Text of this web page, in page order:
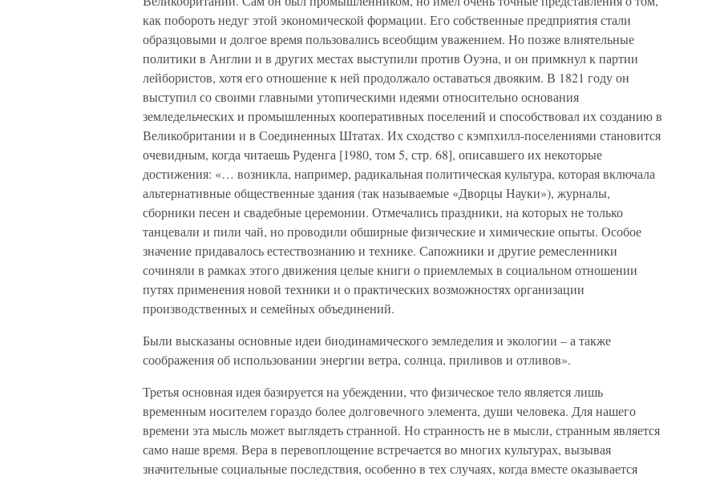
как побороть недуг этой экономической формации. Его собственные предприятия стали
образцовыми и долгое время пользовались всеобщим уважением. Но позже влиятельные
политики в Англии и в других местах выступили против Оуэна, и он примкнул к партии
лейбористов, хотя его отношение к ней продолжало оставаться двояким. В 1821 году он
выступил со своими главными утопическими идеями относительно основания
земледельческих и промышленных кооперативных поселений и способствовал их созданию в
Великобритании и в Соединенных Штатах. Их сходство с кэмпхилл-поселениями становится
очевидным, когда читаешь Руденга [1980, том 5, стр. 68], описавшего их некоторые
достижения: «… возникла, например, радикальная политическая культура, которая включала
альтернативные общественные здания (так называемые «Дворцы Науки»), журналы,
сборники песен и свадебные церемонии. Отмечались праздники, на которых не только
танцевали и пили чай, но проводили обширные физические и химические опыты. Особое
значение придавалось естествознанию и технике. Сапожники и другие ремесленники
сочиняли в рамках этого движения целые книги о приемлемых в социальном отношении
путях применения новой техники и о практических возможностях организации
производственных и семейных объединений.
Были высказаны основные идеи биодинамического земледелия и экологии – а также
соображения об использовании энергии ветра, солнца, приливов и отливов».
Третья основная идея базируется на убеждении, что физическое тело является лишь
временным носителем гораздо более долговечного элемента, души человека. Для нашего
времени эта мысль может выглядеть странной. Но странность не в мысли, странным является
само наше время. Вера в перевоплощение встречается во многих культурах, вызывая
значительные социальные последствия, особенно в тех случаях, когда вместе оказывается